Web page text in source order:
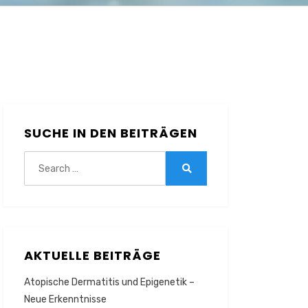
SUCHE IN DEN BEITRÄGEN
AKTUELLE BEITRÄGE
Atopische Dermatitis und Epigenetik –
Neue Erkenntnisse